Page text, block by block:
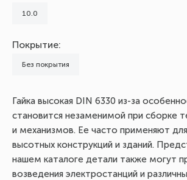
10.0
Покрытие:
Без покрытия
Гайка высокая DIN 6330 из-за
становится незаменимой при сборке
и механизмов. Ее часто применяют
высотных конструкций и зданий.
нашем каталоге детали также могут
возведения электростанций и